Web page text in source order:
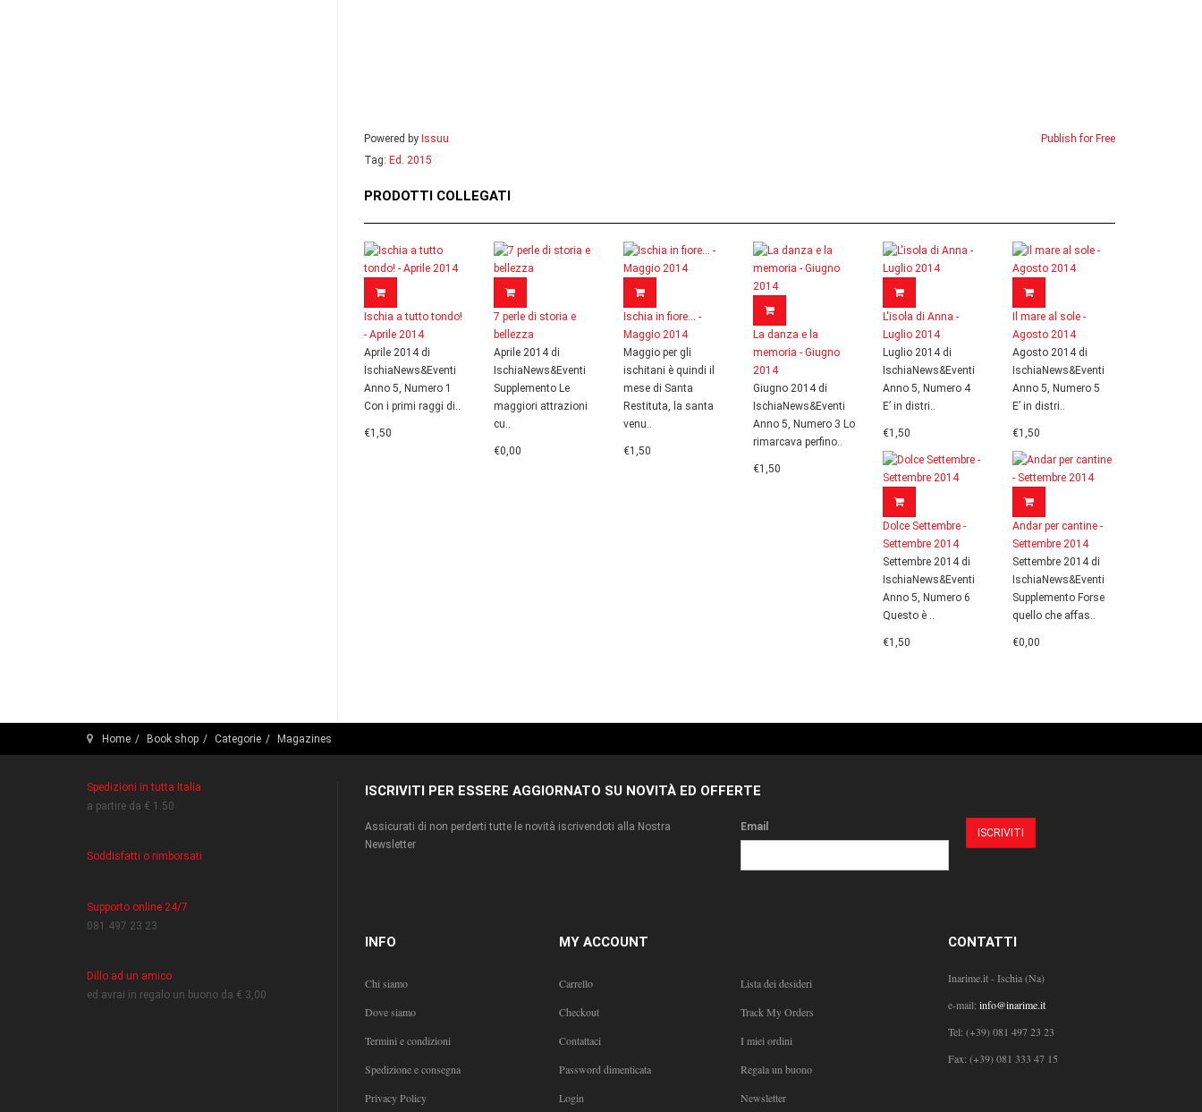
Powered by Issuu
Publish for Free
Tag: Ed. 2015
PRODOTTI COLLEGATI
Ischia a tutto tondo!
- Aprile 2014
Aprile 2014 di
IschiaNews&Eventi
Anno 5, Numero 1
Con i primi raggi di..
€1,50
7 perle di storia e
bellezza
Aprile 2014 di
IschiaNews&Eventi
Supplemento Le
maggiori attrazioni
cu..
€0,00
Ischia in fiore... -
Maggio 2014
Maggio per gli
ischitani è quindi il
mese di Santa
Restituta, la santa
venu..
€1,50
La danza e la
memoria - Giugno
2014
Giugno 2014 di
IschiaNews&Eventi
Anno 5, Numero 3 Lo
rimarcava perfino..
€1,50
L'isola di Anna -
Luglio 2014
Luglio 2014 di
IschiaNews&Eventi
Anno 5, Numero 4
E’ in distri..
€1,50
Il mare al sole -
Agosto 2014
Agosto 2014 di
IschiaNews&Eventi
Anno 5, Numero 5
E’ in distri..
€1,50
Dolce Settembre -
Settembre 2014
Settembre 2014 di
IschiaNews&Eventi
Anno 5, Numero 6
Questo è ..
€1,50
Andar per cantine -
Settembre 2014
Settembre 2014 di
IschiaNews&Eventi
Supplemento Forse
quello che affas..
€0,00
Home Book shop Categorie Magazines
Spedizioni in tutta Italia
a partire da € 1.50
Soddisfatti o rimborsati
Supporto online 24/7
081 497 23 23
Dillo ad un amico
ed avrai in regalo un buono da € 3,00
ISCRIVITI PER ESSERE AGGIORNATO SU NOVITÀ ED OFFERTE
Assicurati di non perderti tutte le novità iscrivendoti alla Nostra
Newsletter
Email
INFO
Chi siamo
Dove siamo
Termini e condizioni
Spedizione e consegna
Privacy Policy
MY ACCOUNT
Carrello
Lista dei desideri
Checkout
Track My Orders
Contattaci
I miei ordini
Password dimenticata
Regala un buono
Login
Newsletter
CONTATTI
Inarime.it - Ischia (Na)
e-mail: info@inarime.it
Tel: (+39) 081 497 23 23
Fax: (+39) 081 333 47 15